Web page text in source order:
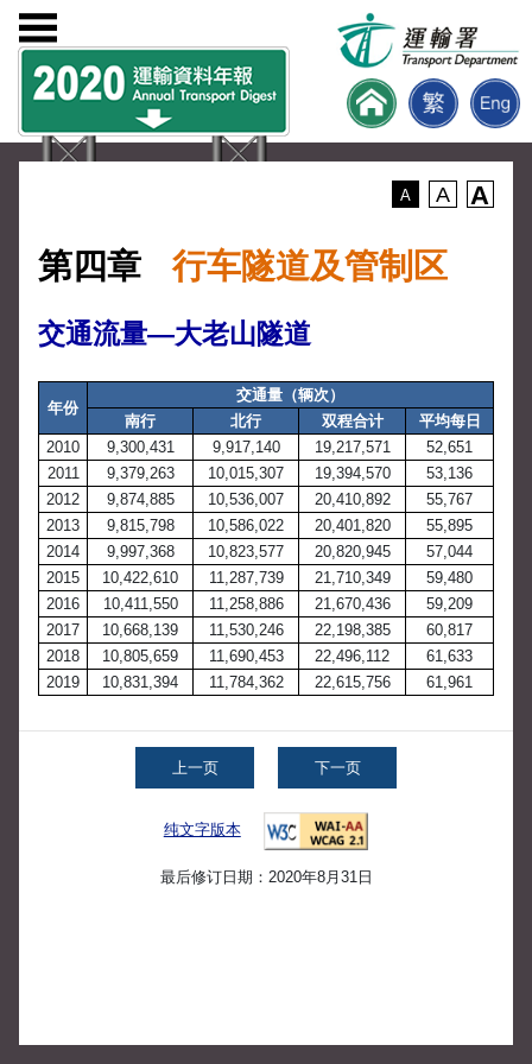
A A A
第四章 行车隧道及管制区
交通流量—大老山隧道
年份
交通量（辆次）
南行
北行 双程合计
平均每日
2010
9,300,431 9,917,140 19,217,571
52,651
2011
9,379,263 10,015,307 19,394,570
53,136
2012
9,874,885 10,536,007 20,410,892
55,767
2013
9,815,798 10,586,022 20,401,820
55,895
2014
9,997,368 10,823,577 20,820,945
57,044
2015
10,422,610 11,287,739 21,710,349
59,480
2016
10,411,550 11,258,886 21,670,436
59,209
2017
10,668,139 11,530,246 22,198,385
60,817
2018
10,805,659 11,690,453 22,496,112
61,633
2019
10,831,394 11,784,362 22,615,756 61,961
上一页 下一页
纯文字版本
最后修订日期：2020年8月31日